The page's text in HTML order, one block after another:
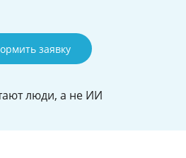
заявку
люди, а не ИИ